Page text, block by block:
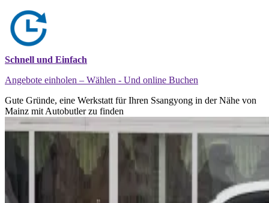
Schnell und Einfach
Angebote einholen – Wählen - Und online Buchen
Gute Gründe, eine Werkstatt für Ihren Ssangyong in der Nähe von
Mainz mit Autobutler zu finden